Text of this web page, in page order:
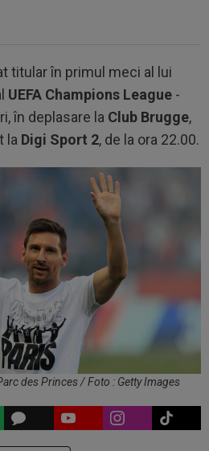
titular în primul meci al lui
UEFA Champions League -
în deplasare la Club Brugge,
la Digi Sport 2, de la ora 22.00.
des Princes / Foto : Getty Images